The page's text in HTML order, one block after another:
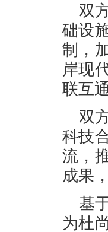
双
础设
制，
岸现
联互
双
科技
流，
成果
基
为杜